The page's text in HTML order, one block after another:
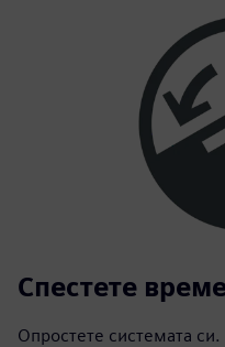
Спестете
Опростете системата